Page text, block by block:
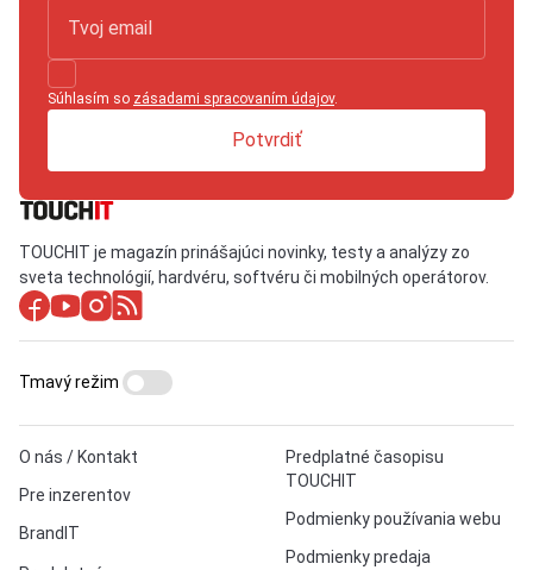
Súhlasím so zásadami spracovaním údajov.
Potvrdiť
TOUCHIT je magazín prinášajúci novinky, testy a analýzy zo
sveta technológií, hardvéru, softvéru či mobilných operátorov.
O nás / Kontakt
Pre inzerentov
BrandIT
Predplatné časopisu
TOUCHIT
Podmienky používania webu
Podmienky predaja
Tmavý režim